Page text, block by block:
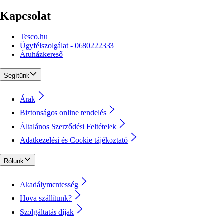
Kapcsolat
Tesco.hu
Ügyfélszolgálat - 0680222333
Áruházkereső
Segítünk
Árak
Biztonságos online rendelés
Általános Szerződési Feltételek
Adatkezelési és Cookie tájékoztató
Rólunk
Akadálymentesség
Hova szállítunk?
Szolgáltatás díjak